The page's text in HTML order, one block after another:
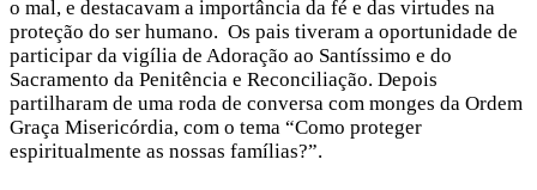
o mal, e destacavam a importância da fé e das virtudes na
proteção do ser humano. Os pais tiveram a oportunidade de
participar da vigília de Adoração ao Santíssimo e do
Sacramento da Penitência e Reconciliação. Depois
partilharam de uma roda de conversa com monges da Ordem
Graça Misericórdia, com o tema “Como proteger
espiritualmente as nossas famílias?”.